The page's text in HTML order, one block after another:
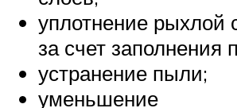
уплотнение рыхлой
за счет заполнения
устранение пыли;
уменьшение